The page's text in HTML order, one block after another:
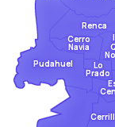
Pudahuel Lo
Prado
Cerro
Navia
Renca